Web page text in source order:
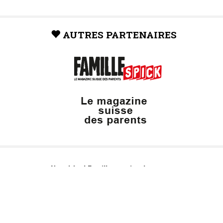
AUTRES PARTENAIRES
Neuchâtel Famille, un site du groupe: